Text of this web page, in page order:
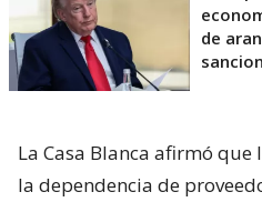
de
La Casa Blanca afirmó
la dependencia de